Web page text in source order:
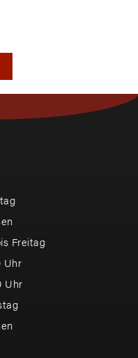
Freitag
Uhr
Uhr